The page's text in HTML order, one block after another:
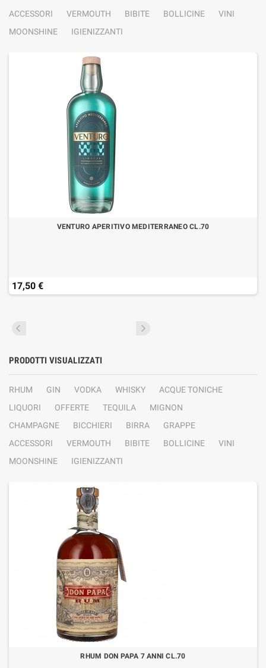
ACCESSORI
VERMOUTH BIBITE BOLLICINE
VINI
MOONSHINE
IGIENIZZANTI
VENTURO APERITIVO MEDITERRANEO CL.70
17,50 €
PRODOTTI VISUALIZZATI
RHUM GIN VODKA WHISKY
ACQUE TONICHE
LIQUORI
OFFERTE TEQUILA
MIGNON
CHAMPAGNE
BICCHIERI BIRRA
GRAPPE
ACCESSORI
VERMOUTH BIBITE BOLLICINE
VINI
MOONSHINE
IGIENIZZANTI
RHUM DON PAPA 7 ANNI CL.70